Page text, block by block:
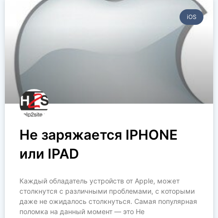
iOS
Не заряжается IPHONE
или IPAD
Каждый обладатель устройств от Apple, может
столкнутся с различными проблемами, с которыми
даже не ожидалось столкнуться. Самая популярная
поломка на данный момент — это Не